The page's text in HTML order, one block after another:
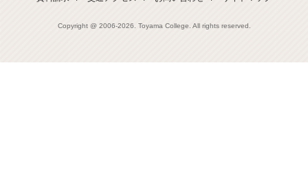
Copyright @ 2006-2026. Toyama College. All rights reserved.